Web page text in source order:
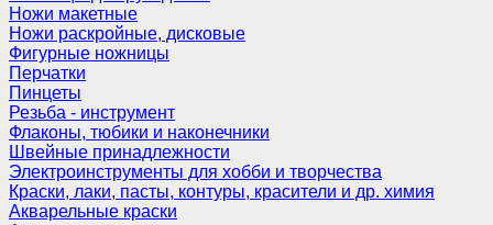
Ножи макетные
Ножи раскройные, дисковые
Фигурные ножницы
Перчатки
Пинцеты
Резьба - инструмент
Флаконы, тюбики и наконечники
Швейные принадлежности
Электроинструменты для хобби и творчества
Краски, лаки, пасты, контуры, красители и др. химия
Акварельные краски